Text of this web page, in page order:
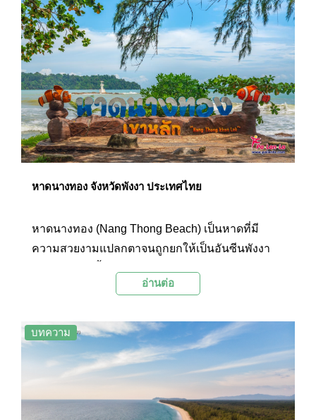
หาดนางทอง จังหวัดพังงา ประเทศไทย
หาดนางทอง (Nang Thong Beach) เป็นหาดที่มี
ความสวยงามแปลกตาจนถูกยกให้เป็นอันซีนพังงา
หาดอื่นๆ เนื่องจากผืนทรายบนชายหาดนางทองเป็นสี
อ่านต่อ
บทความ